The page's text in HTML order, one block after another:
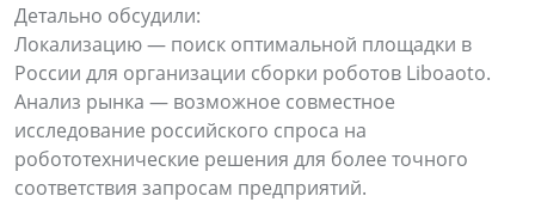
Детально обсудили:
Локализацию — поиск оптимальной площадки в
России для организации сборки роботов Liboaoto.
Анализ рынка — возможное совместное
исследование российского спроса на
робототехнические решения для более точного
соответствия запросам предприятий.